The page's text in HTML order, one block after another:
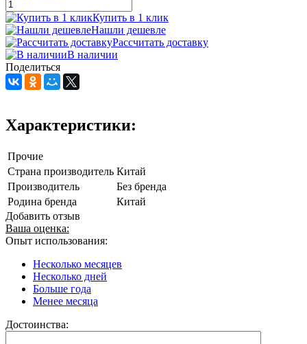
Купить в 1 клик
Нашли дешевле
Рассчитать доставку
В наличии
Поделиться
Характеристики:
Прочие
Страна производитель Китай
Производитель
Без бренда
Родина бренда
Китай
Добавить отзыв
Ваша оценка:
Опыт использования:
Несколько месяцев
Несколько дней
Больше года
Менее месяца
Достоинства: